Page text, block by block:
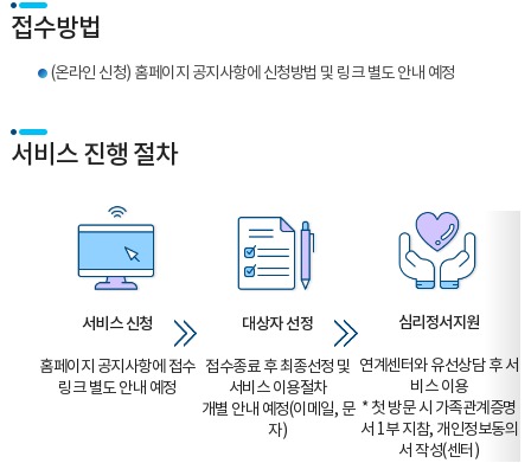
접수방법
(온라인 신청) 홈페이지 공지사항에 신청방법 및 링크 별도 안내 예정
서비스 진행 절차
서비스 신청
홈페이지 공지사항에 접수
링크 별도 안내 예정
대상자 선정
접수종료 후 최종선정 및
서비스 이용절차
개별 안내 예정(이메일, 문
자)
심리정서지원
연계센터와 유선상담 후 서
비스 이용
* 첫 방문 시 가족관계증명
서 1부 지참, 개인정보동의
서 작성(센터)